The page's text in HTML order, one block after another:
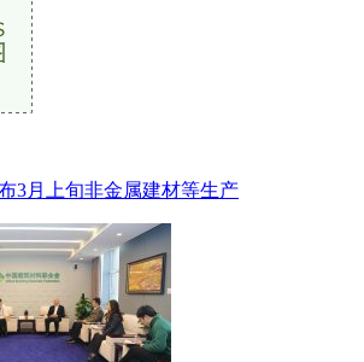
3月上旬非金属建材等生产